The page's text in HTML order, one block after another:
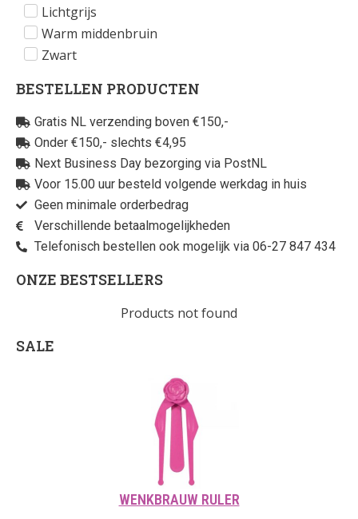
Lichtgrijs
Warm middenbruin
Zwart
BESTELLEN PRODUCTEN
Gratis NL verzending boven €150,-
Onder €150,- slechts €4,95
Next Business Day bezorging via PostNL
Voor 15.00 uur besteld volgende werkdag in huis
Geen minimale orderbedrag
Verschillende betaalmogelijkheden
Telefonisch bestellen ook mogelijk via 06-27 847 434
ONZE BESTSELLERS
Products not found
SALE
WENKBRAUW RULER